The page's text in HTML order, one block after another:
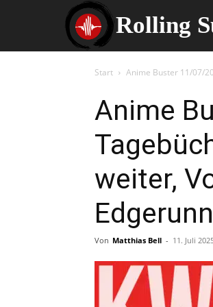
Rolling
Start Anime Buster 11/07/
Anime
weiter,
Von Matthias Bell - 11. Juli